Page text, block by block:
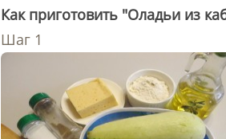
Как приготовить "Оладьи из